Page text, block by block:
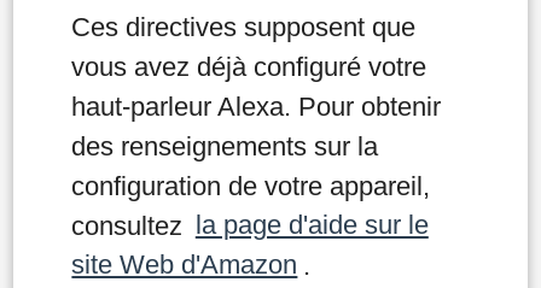
Ces directives supposent que
vous avez déjà configuré votre
haut-parleur Alexa. Pour obtenir
des renseignements sur la
configuration de votre appareil,
consultez
la page d'aide sur le
site Web d'Amazon .